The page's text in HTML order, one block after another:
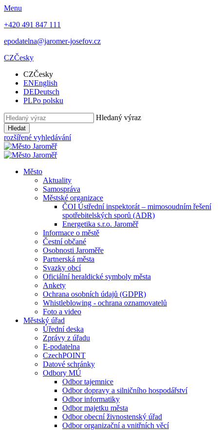
Menu
+420 491 847 111
epodatelna@jaromer-josefov.cz
CZČesky
CZČesky
ENEnglish
DEDeutsch
PLPo polsku
Hledaný výraz
Hledat
rozšířené vyhledávání
Město
Aktuality
Samospráva
Městské organizace
ČOI Ústřední inspektorát – mimosoudním řešení
spotřebitelských sporů (ADR)
Energetika s.r.o. Jaroměř
Informace o městě
Čestní občané
Osobnosti Jaroměře
Partnerská města
Svazky obcí
Oficiální heraldické symboly města
Ankety
Ochrana osobních údajů (GDPR)
Whistleblowing - ochrana oznamovatelů
Foto a video
Městský úřad
Úřední deska
Zprávy z úřadu
E-podatelna
CzechPOINT
Datové schránky
Odbory MÚ
Odbor tajemnice
Odbor dopravy a silničního hospodářství
Odbor informatiky
Odbor majetku města
Odbor obecní živnostenský úřad
Odbor organizační a vnitřních věcí